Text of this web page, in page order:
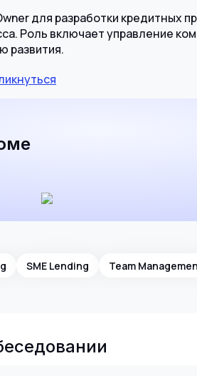
для разработки кредитных
Роль включает управление
развития.
SME Lending
Team